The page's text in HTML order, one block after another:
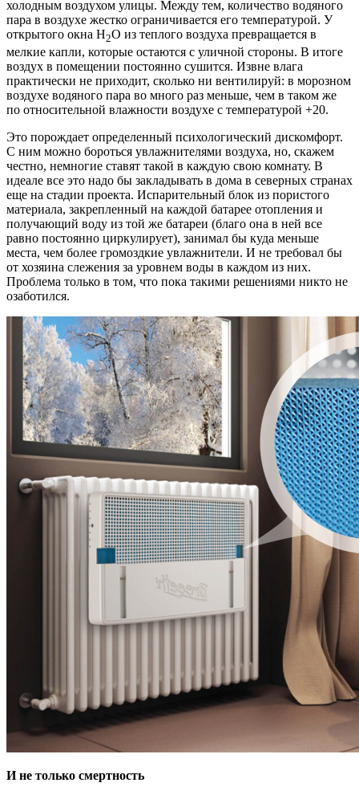
холодным воздухом улицы. Между тем, количество водяного
пара в воздухе жестко ограничивается его температурой. У
открытого окна H2O из теплого воздуха превращается в
мелкие капли, которые остаются с уличной стороны. В итоге
воздух в помещении постоянно сушится. Извне влага
практически не приходит, сколько ни вентилируй: в морозном
воздухе водяного пара во много раз меньше, чем в таком же
по относительной влажности воздухе с температурой +20.
Это порождает определенный психологический дискомфорт.
С ним можно бороться увлажнителями воздуха, но, скажем
честно, немногие ставят такой в каждую свою комнату. В
идеале все это надо бы закладывать в дома в северных странах
еще на стадии проекта. Испарительный блок из пористого
материала, закрепленный на каждой батарее отопления и
получающий воду из той же батареи (благо она в ней все
равно постоянно циркулирует), занимал бы куда меньше
места, чем более громоздкие увлажнители. И не требовал бы
от хозяина слежения за уровнем воды в каждом из них.
Проблема только в том, что пока такими решениями никто не
озаботился.
И не только смертность